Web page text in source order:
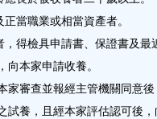
當職業或相當資產者。
，得檢具申請書、保證書及最
向本家申請收養。
家審查並報經主管機關同意
試養，且經本家評估認可後